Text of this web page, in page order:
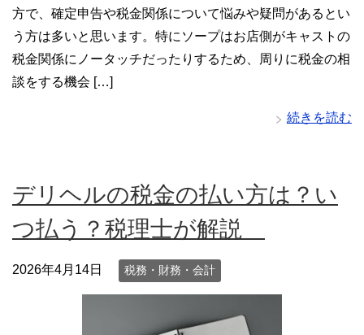
方で、確定申告や税金関係について悩みや疑問があるとい
う方は多いと思います。特にソープはお店側がキャストの
税金関係にノータッチだったりするため、周りに税金の相
談をする機会 […]
続きを読む
デリヘルの税金の払い方は？い
つ払う？税理士が解説
2026年4月14日 税務・財務・会計